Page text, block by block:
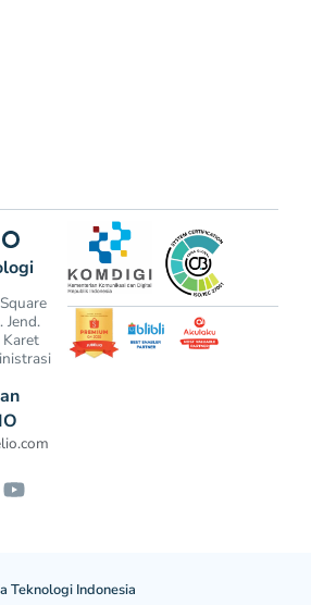
Jend.
Teknologi Indonesia